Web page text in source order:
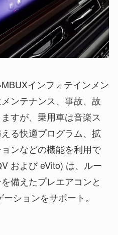
インフォテインメン
ンテナンス、事故、故
すが、乗用車は音楽ス
る快適プログラム、拡
ンなどの機能を利用で
および eVito) は、ルー
備えたプレエアコンと
ションをサポート。